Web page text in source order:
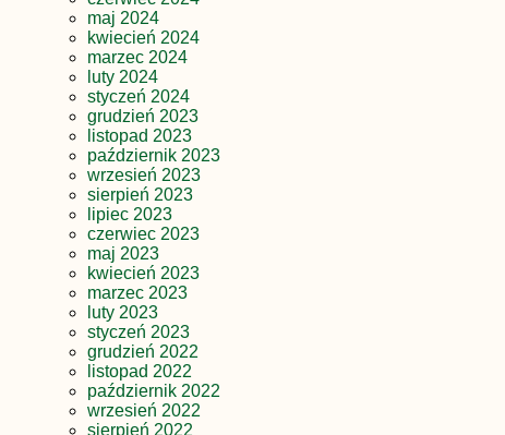
maj 2024
kwiecień 2024
marzec 2024
luty 2024
styczeń 2024
grudzień 2023
listopad 2023
październik 2023
wrzesień 2023
sierpień 2023
lipiec 2023
czerwiec 2023
maj 2023
kwiecień 2023
marzec 2023
luty 2023
styczeń 2023
grudzień 2022
listopad 2022
październik 2022
wrzesień 2022
sierpień 2022